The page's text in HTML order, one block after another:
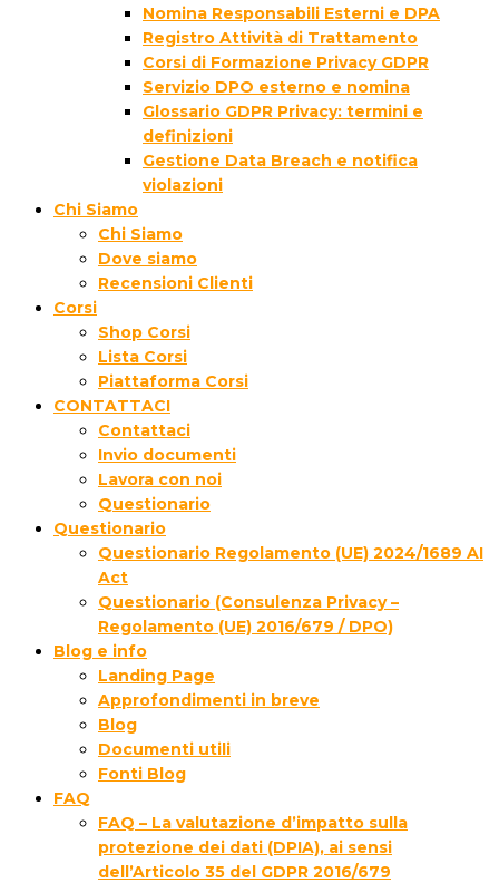
Nomina Responsabili Esterni e DPA
Registro Attività di Trattamento
Corsi di Formazione Privacy GDPR
Servizio DPO esterno e nomina
Glossario GDPR Privacy: termini e
definizioni
Gestione Data Breach e notifica
violazioni
Chi Siamo
Chi Siamo
Dove siamo
Recensioni Clienti
Corsi
Shop Corsi
Lista Corsi
Piattaforma Corsi
CONTATTACI
Contattaci
Invio documenti
Lavora con noi
Questionario
Questionario
Questionario Regolamento (UE) 2024/1689 AI
Act
Questionario (Consulenza Privacy –
Regolamento (UE) 2016/679 / DPO)
Blog e info
Landing Page
Approfondimenti in breve
Blog
Documenti utili
Fonti Blog
FAQ
FAQ – La valutazione d’impatto sulla
protezione dei dati (DPIA), ai sensi
dell’Articolo 35 del GDPR 2016/679